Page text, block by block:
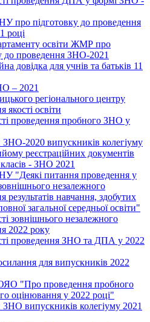
про підготовку до проведення
році
освіти ЖМР про
до проведення ЗНО-2021
довідка для учнів та батьків 11
– 2021
регіонального центру
якості освіти
проведення пробного ЗНО у
ЗНО-2020 випускників колегіуму
реєстраційних документів
- ЗНО 2021
"Деякі питання проведення у
незалежного
результатів навчання, здобутих
загальної середньої освіти"
зовнішнього незалежного
2022 року
проведення ЗНО та ДПА у 2022
для випускників 2022
"Про проведення пробного
оцінювання у 2022 році"
ЗНО випускників колегіуму 2021